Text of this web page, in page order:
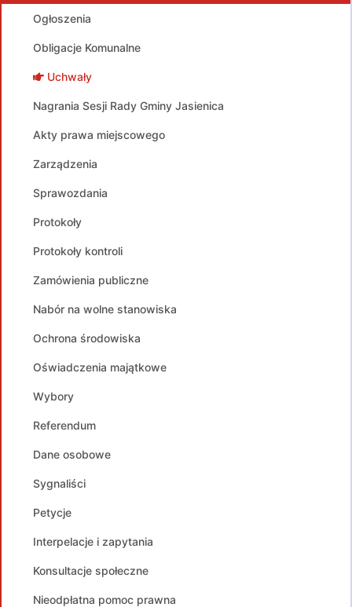
Ogłoszenia
Obligacje Komunalne
Uchwały
Nagrania Sesji Rady Gminy Jasienica
Akty prawa miejscowego
Zarządzenia
Sprawozdania
Protokoły
Protokoły kontroli
Zamówienia publiczne
Nabór na wolne stanowiska
Ochrona środowiska
Oświadczenia majątkowe
Wybory
Referendum
Dane osobowe
Sygnaliści
Petycje
Interpelacje i zapytania
Konsultacje społeczne
Nieodpłatna pomoc prawna